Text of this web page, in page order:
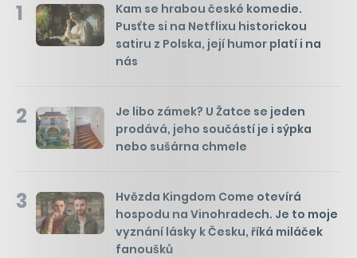
1
Kam se hrabou české komedie.
Pusťte si na Netflixu historickou
satiru z Polska, její humor platí i na
nás
2
Je libo zámek? U Žatce se jeden
prodává, jeho součástí je i sýpka
nebo sušárna chmele
3
Hvězda Kingdom Come otevírá
hospodu na Vinohradech. Je to moje
vyznání lásky k Česku, říká miláček
fanoušků